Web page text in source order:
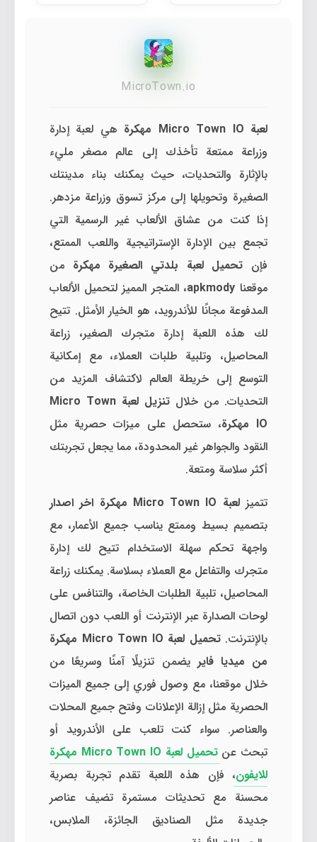
MicroTown.io
لعبة Micro Town IO مهكرة
هي لعبة إدارة
وزراعة ممتعة تأخذك إلى عالم مصغر مليء
بالإثارة والتحديات، حيث يمكنك بناء مدينتك
الصغيرة وتحويلها إلى مركز تسوق وزراعة مزدهر.
إذا كنت من عشاق الألعاب غير الرسمية التي
تجمع بين الإدارة الإستراتيجية واللعب الممتع،
فإن تحميل لعبة بلدتي الصغيرة مهكرة من
موقعنا apkmody، المتجر المميز لتحميل الألعاب
المدفوعة مجانًا للأندرويد، هو الخيار الأمثل. تتيح
لك هذه اللعبة إدارة متجرك الصغير، زراعة
المحاصيل، وتلبية طلبات العملاء، مع إمكانية
التوسع إلى خريطة العالم لاكتشاف المزيد من
التحديات. من خلال
تنزيل لعبة Micro Town
IO مهكرة
، ستحصل على ميزات حصرية مثل
النقود والجواهر غير المحدودة، مما يجعل تجربتك
أكثر سلاسة ومتعة.
تتميزلعبة Micro Town IO مهكرة اخر اصدار
بتصميم بسيط وممتع يناسب جميع الأعمار، مع
واجهة تحكم سهلة الاستخدام تتيح لك إدارة
متجرك والتفاعل مع العملاء بسلاسة. يمكنك زراعة
المحاصيل، تلبية الطلبات الخاصة، والتنافس على
لوحات الصدارة عبر الإنترنت أو اللعب دون اتصال
بالإنترنت.
تحميل لعبة Micro Town IO مهكرة
من ميديا فاير يضمن تنزيلًا آمنًا وسريعًا من
خلال موقعنا، مع وصول فوري إلى جميع الميزات
الحصرية مثل إزالة الإعلانات وفتح جميع المحلات
والعناصر. سواء كنت تلعب على الأندرويد أو
تبحث عن
تحميل لعبة Micro Town IO مهكرة
للايفون، فإن هذه اللعبة تقدم تجربة بصرية
محسنة مع تحديثات مستمرة تضيف عناصر
جديدة مثل الصناديق الجائزة، الملابس،